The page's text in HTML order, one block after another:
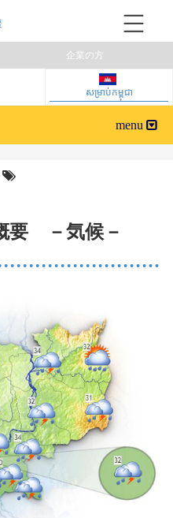
សម្រាប់កម្ពុជា
企業の方
要 －気候－